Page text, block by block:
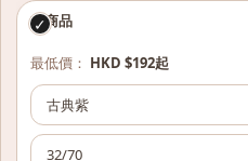
✓
本商品
最低價： HKD $192起